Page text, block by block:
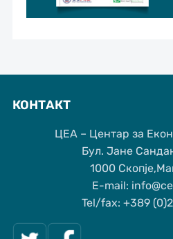
КОНТАКТ
ЦЕА – Центар за
Бул. Јане
1000
Е-mail:
Tel/fax: +389